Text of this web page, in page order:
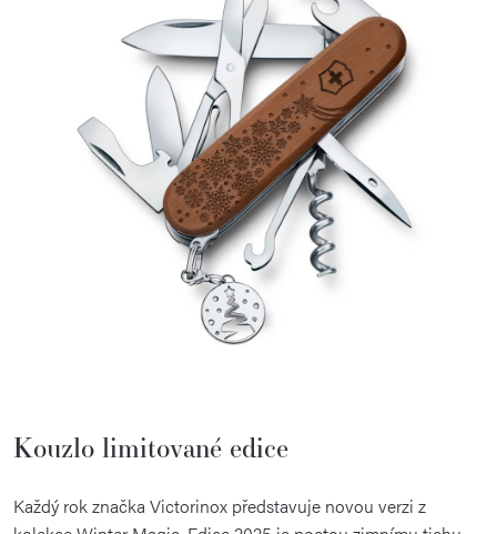
Kouzlo limitované edice
Každý rok značka Victorinox představuje novou verzi z